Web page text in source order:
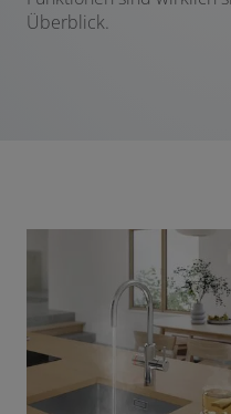
Überblick.